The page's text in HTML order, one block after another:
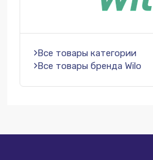
Все товары категории
Все товары бренда Wilo